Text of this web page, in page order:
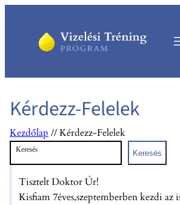
tartalomhoz
Kérdezz-Felelek
Kezdőlap //Kérdezz-Felelek
Keresés Keresés
Tisztelt Doktor Úr!
Kisfiam 7éves,szeptemberben kezdi az